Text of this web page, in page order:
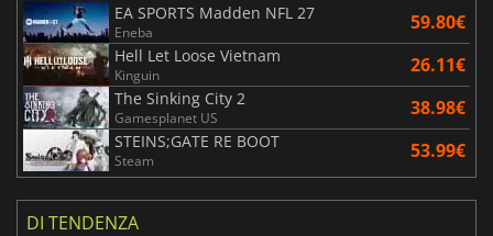
EA SPORTS Madden NFL 27
Eneba 59.80€
Hell Let Loose Vietnam
Kinguin 26.11€
The Sinking City 2
Gamesplanet US 38.98€
STEINS;GATE RE BOOT
Steam 53.99€
DI TENDENZA